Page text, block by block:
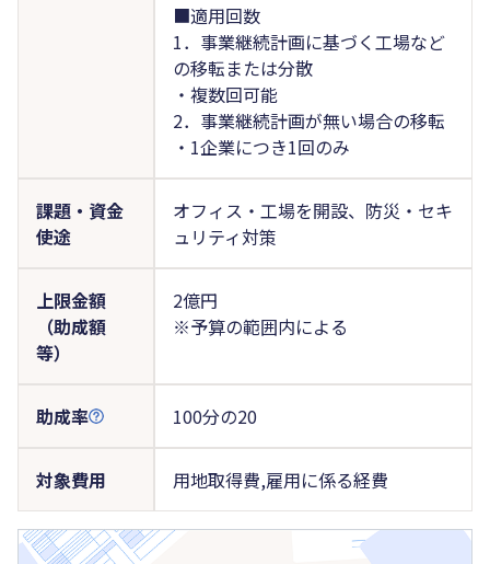
■適用回数
1．事業継続計画に基づく工場など
の移転または分散
・複数回可能
2．事業継続計画が無い場合の移転
・1企業につき1回のみ
課題・資金
使途
オフィス・工場を開設、防災・セキ
ュリティ対策
上限金額
（助成額
等）
2億円
※予算の範囲内による
助成率 100分の20
対象費用 用地取得費,雇用に係る経費